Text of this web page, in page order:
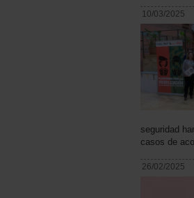
10/03/2025
seguridad
casos de
26/02/2025